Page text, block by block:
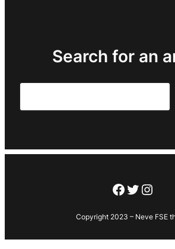
Search for an
Facebook
Twitter
Copyright 2023 – Neve FSE